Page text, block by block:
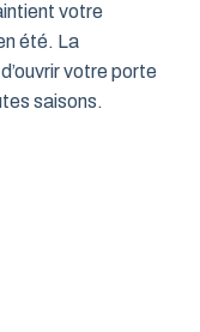
votre
été. La
votre porte
saisons.